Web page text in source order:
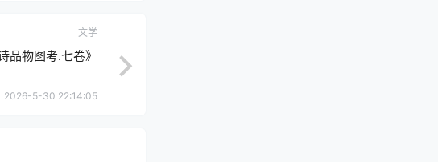
文学
品物图考.七卷》
2026-5-30 22:14:05